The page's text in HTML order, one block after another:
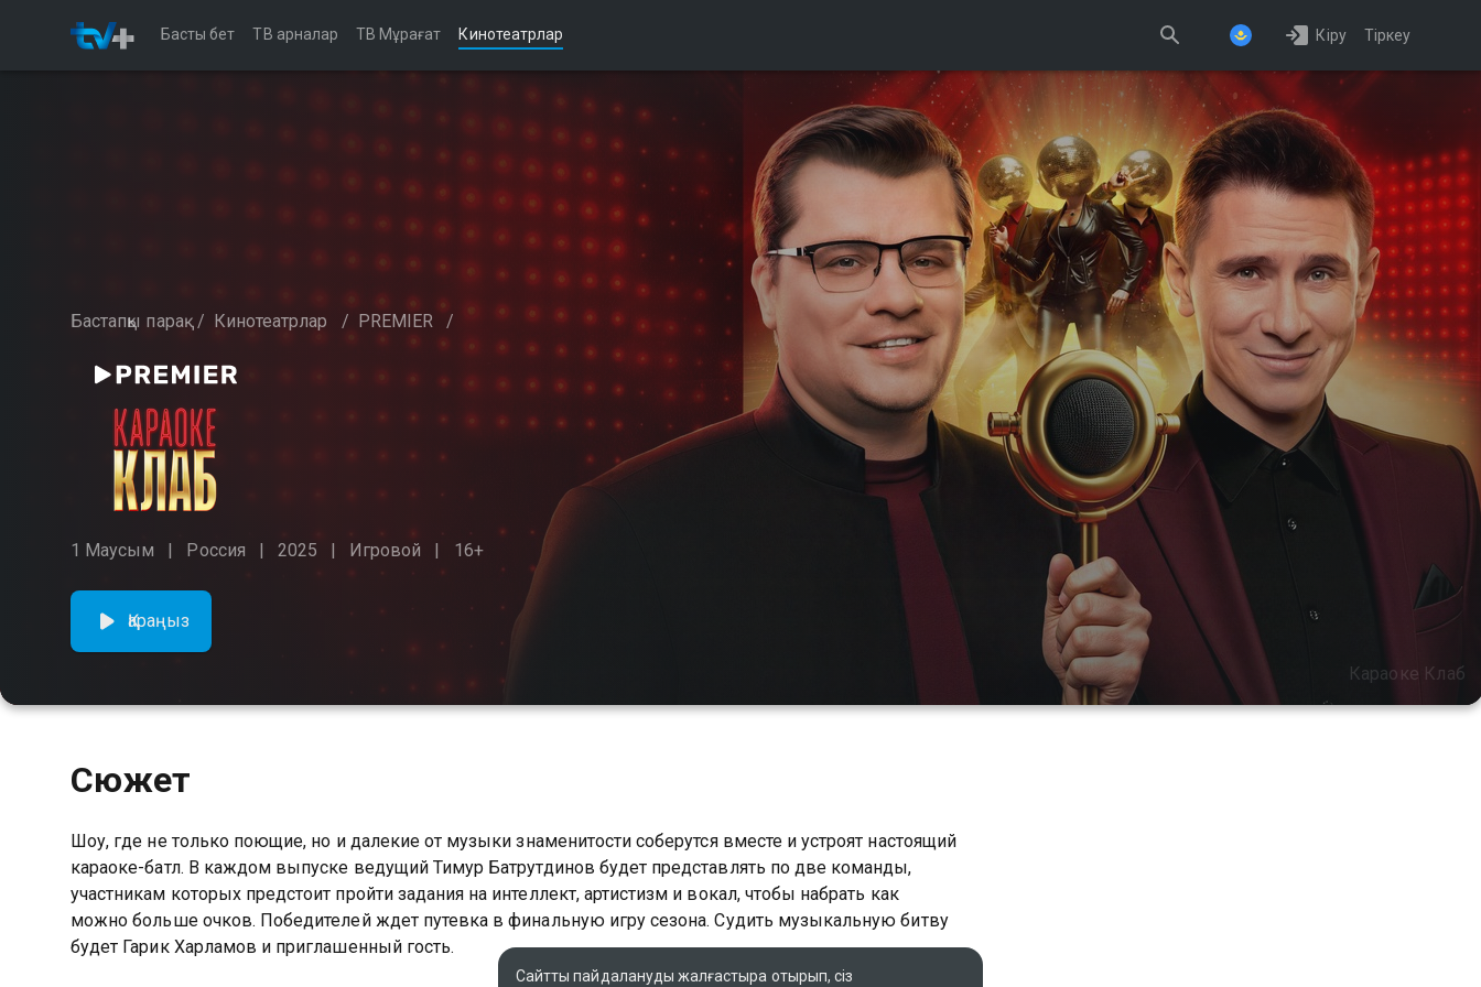
Басты бет ТВ арналар ТВ Мұрағат Кинотеатрлар Кіру Тіркеу
Бастапқы парақ / Кинотеатрлар / PREMIER /
1 Маусым Россия 2025 Игровой 16+
Караоке Клаб
Қараңыз
Сюжет
Шоу, где не только поющие, но и далекие от музыки знаменитости соберутся вместе и устроят настоящий
караоке-батл. В каждом выпуске ведущий Тимур Батрутдинов будет представлять по две команды,
участникам которых предстоит пройти задания на интеллект, артистизм и вокал, чтобы набрать как
можно больше очков. Победителей ждет путевка в финальную игру сезона. Судить музыкальную битву
будет Гарик Харламов и приглашенный гость.
Сайтты пайдалануды жалғастыра отырып, сіз